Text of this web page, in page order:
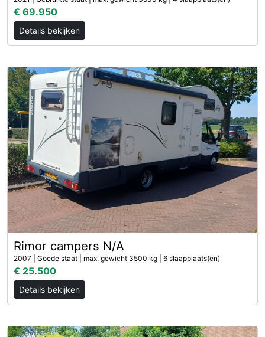
€ 69.950
Details bekijken
Rimor campers N/A
2007 | Goede staat | max. gewicht 3500 kg | 6 slaapplaats(en)
€ 25.500
Details bekijken